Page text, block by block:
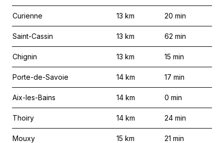
Curienne 13 km 20 min
Saint-Cassin 13 km 62 min
Chignin 13 km 15 min
Porte-de-Savoie 14 km 17 min
Aix-les-Bains 14 km 0 min
Thoiry 14 km 24 min
Mouxy 15 km 21 min